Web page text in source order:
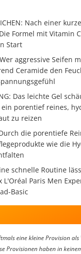
Nach einer
Formel mit Vitamin
Start
Wer aggressive
Ceramide den
Das leichte Gel
porentief reines,
zu reizen
Durch die porentiefe
wie die
schnelle Routine
Paris Men
Basic
eine kleine Provision
Provisionen haben in